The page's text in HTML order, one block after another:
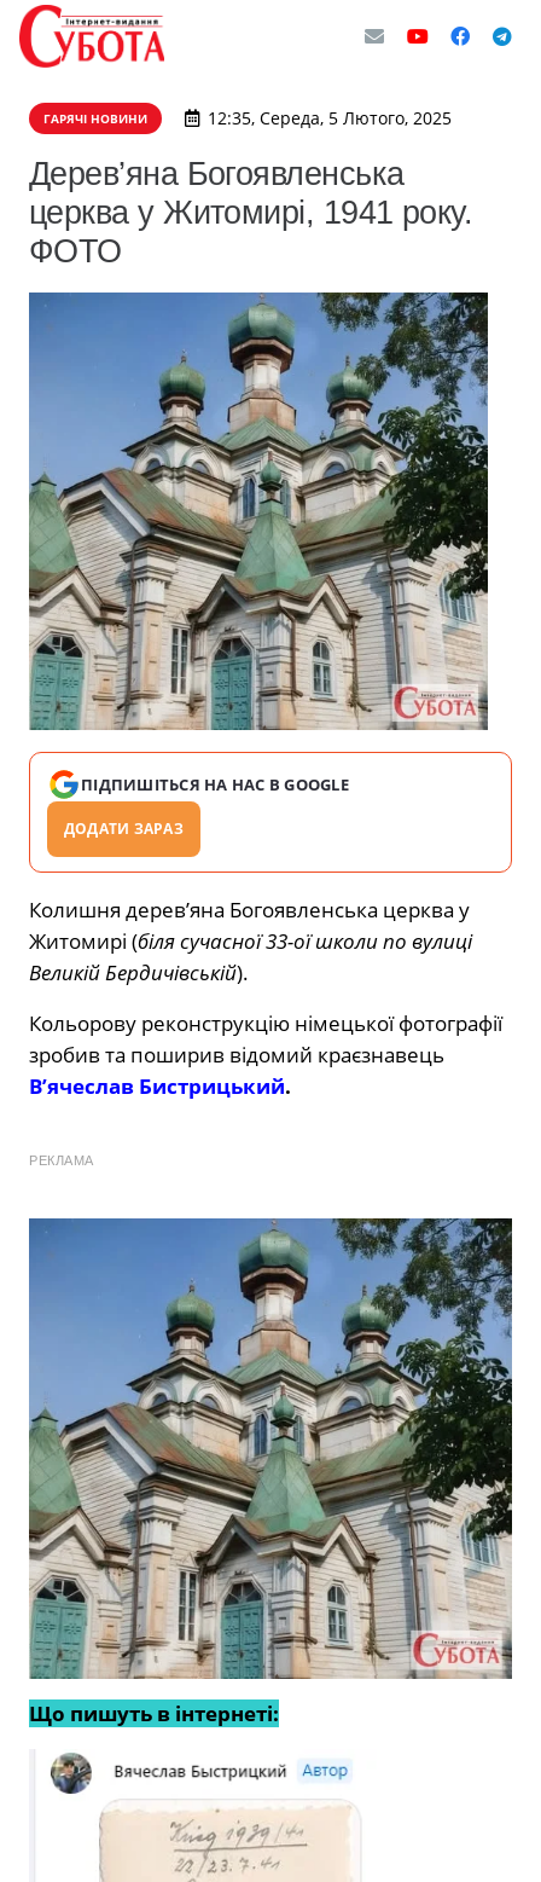
ГАРЯЧІ НОВИНИ 12:35, Середа, 5 Лютого, 2025
Дерев’яна Богоявленська
церква у Житомирі, 1941 року.
ФОТО
ПІДПИШІТЬСЯ НА НАС В GOOGLE
ДОДАТИ ЗАРАЗ
Колишня дерев’яна Богоявленська церква у
Житомирі (біля сучасної 33-ої школи по вулиці
Великій Бердичівській).
Кольорову реконструкцію німецької фотографії
зробив та поширив відомий краєзнавець
В’ячеслав Бистрицький.
РЕКЛАМА
Що пишуть в інтернеті: